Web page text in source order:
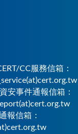
CC服務信箱：
安事件通報信箱：
報信箱：